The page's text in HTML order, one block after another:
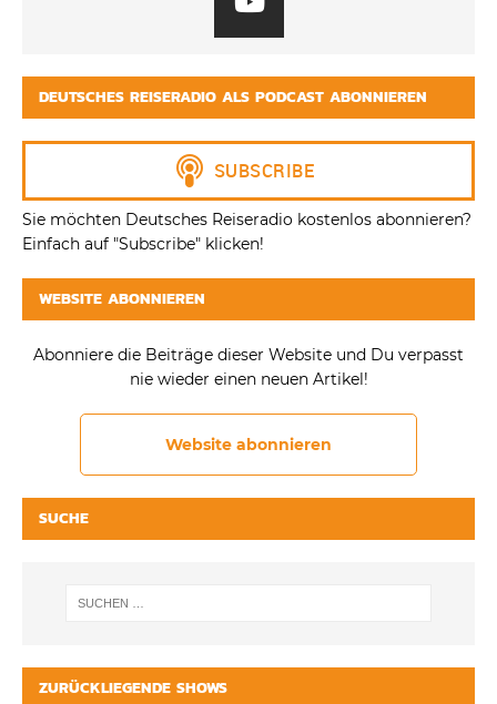
DEUTSCHES REISERADIO ALS PODCAST ABONNIEREN
Sie möchten Deutsches Reiseradio kostenlos abonnieren?
Einfach auf "Subscribe" klicken!
WEBSITE ABONNIEREN
Abonniere die Beiträge dieser Website und Du verpasst
nie wieder einen neuen Artikel!
Website abonnieren
SUCHE
ZURÜCKLIEGENDE SHOWS